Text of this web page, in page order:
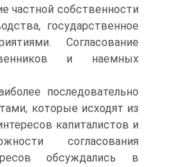
частной собственности
государственное
Согласование
и наемных
последовательно
которые исходят из
капиталистов и
согласования
обсуждались в